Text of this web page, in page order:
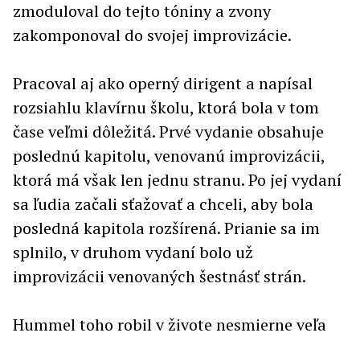
zmoduloval do tejto tóniny a zvony
zakomponoval do svojej improvizácie.
Pracoval aj ako operný dirigent a napísal
rozsiahlu klavírnu školu, ktorá bola v tom
čase veľmi dôležitá. Prvé vydanie obsahuje
poslednú kapitolu, venovanú improvizácii,
ktorá má však len jednu stranu. Po jej vydaní
sa ľudia začali sťažovať a chceli, aby bola
posledná kapitola rozšírená. Prianie sa im
splnilo, v druhom vydaní bolo už
improvizácii venovaných šestnásť strán.
Hummel toho robil v živote nesmierne veľa